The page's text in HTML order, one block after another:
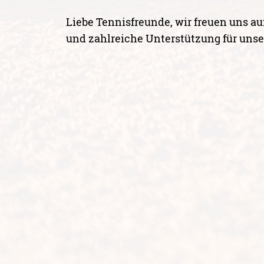
Liebe Tennisfreunde, wir freuen uns
und zahlreiche Unterstützung für